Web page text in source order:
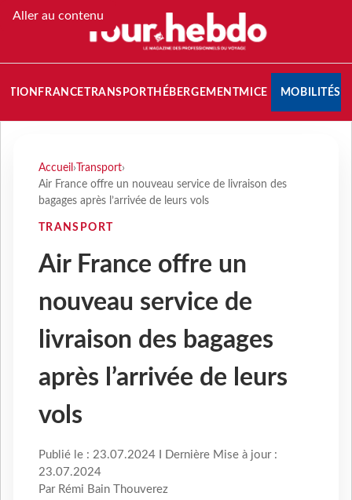
Aller au contenu
FRANCETRANSPORT HÉBERGEMENTMICE MOBILITÉS
Accueil › Transport›
Air France offre un nouveau service de livraison des
bagages après l’arrivée de leurs vols
TRANSPORT
Air France offre un
nouveau service de
livraison des bagages
après l’arrivée de leurs
vols
Publié le : 23.07.2024 I Dernière Mise à jour :
23.07.2024
Par Rémi Bain Thouverez